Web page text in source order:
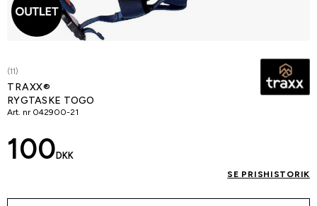
(11)
TRAXX®
RYGTASKE TOGO
Art. nr 042900-21
100 DKK
SE PRISHISTORIK